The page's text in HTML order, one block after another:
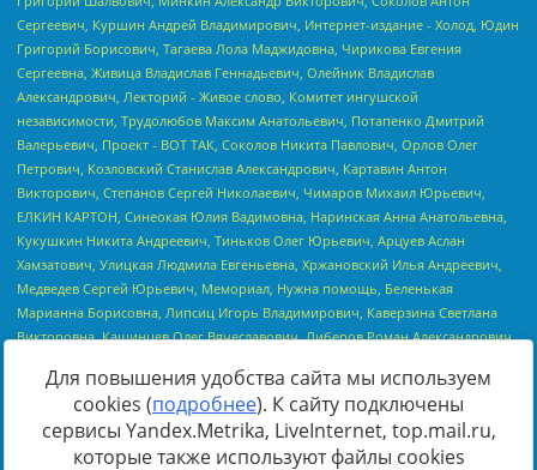
Источник:https://minjust.gov.ru/uploaded/files/reestr-
inostrannyih-agentov-22-03-2024.pdfданные на22.03.2024
Для повышения удобства сайта мы используем
cookies (подробнее). К сайту подключены
сервисы Yandex.Metrika, LiveInternet, top.mail.ru,
которые также используют файлы cookies